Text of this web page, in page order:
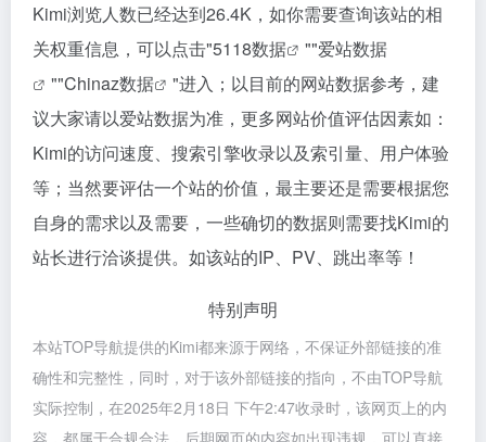
Kimi浏览人数已经达到26.4K，如你需要查询该站的相
关权重信息，可以点击"5118数据 ""爱站数据
""Chinaz数据
"进入；以目前的网站数据参考，建
议大家请以爱站数据为准，更多网站价值评估因素如：
Kimi的访问速度、搜索引擎收录以及索引量、用户体验
等；当然要评估一个站的价值，最主要还是需要根据您
自身的需求以及需要，一些确切的数据则需要找Kimi的
站长进行洽谈提供。如该站的IP、PV、跳出率等！
特别声明
本站TOP导航提供的Kimi都来源于网络，不保证外部链接的准
确性和完整性，同时，对于该外部链接的指向，不由TOP导航
实际控制，在2025年2月18日 下午2:47收录时，该网页上的内
容，都属于合规合法，后期网页的内容如出现违规，可以直接